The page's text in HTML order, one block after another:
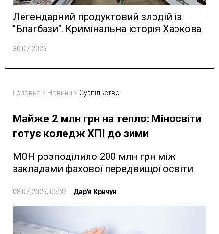
Легендарний продуктовий злодій із
"Благбази". Кримінальна історія Харкова
30.07.2026
Головна > Новини > Суспільство
Майже 2 млн грн на тепло: Міносвіти
готує коледж ХПІ до зими
МОН розподілило 200 млн грн між
закладами фахової передвищої освіти
08.07.2026, 05:33 Дар'я Кричун